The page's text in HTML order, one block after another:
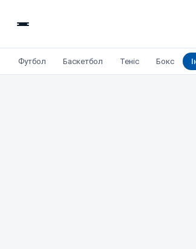
Футбол Баскетбол Теніс Бокс